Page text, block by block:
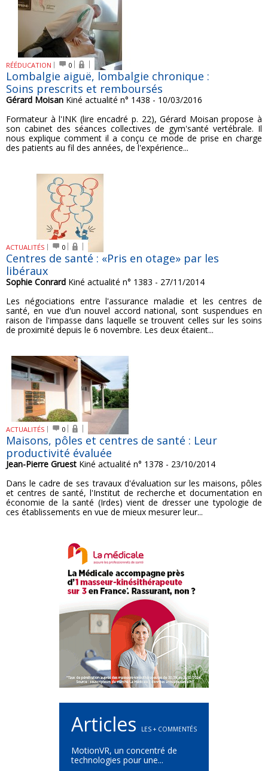
RÉÉDUCATION 0
Lombalgie aiguë, lombalgie chronique :
Soins prescrits et remboursés
Gérard Moisan Kiné actualité n° 1438 - 10/03/2016
Formateur à l'INK (lire encadré p. 22), Gérard Moisan propose à
son cabinet des séances collectives de gym'santé vertébrale. Il
nous explique comment il a conçu ce mode de prise en charge
des patients au fil des années, de l'expérience...
ACTUALITÉS 0
Centres de santé : «Pris en otage» par les
libéraux
Sophie Conrard Kiné actualité n° 1383 - 27/11/2014
Les négociations entre l'assurance maladie et les centres de
santé, en vue d'un nouvel accord national, sont suspendues en
raison de l'impasse dans laquelle se trouvent celles sur les soins
de proximité depuis le 6 novembre. Les deux étaient...
ACTUALITÉS 0
Maisons, pôles et centres de santé : Leur
productivité évaluée
Jean-Pierre Gruest Kiné actualité n° 1378 - 23/10/2014
Dans le cadre de ses travaux d'évaluation sur les maisons, pôles
et centres de santé, l'Institut de recherche et documentation en
économie de la santé (Irdes) vient de dresser une typologie de
ces établissements en vue de mieux mesurer leur...
Articles LES + COMMENTÉS
MotionVR, un concentré de
technologies pour une...